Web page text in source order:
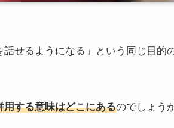
せるようになる」という同じ目的
する意味はどこにあるのでしょう